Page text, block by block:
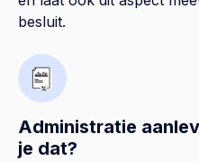
besluit.
Administratie
je dat?